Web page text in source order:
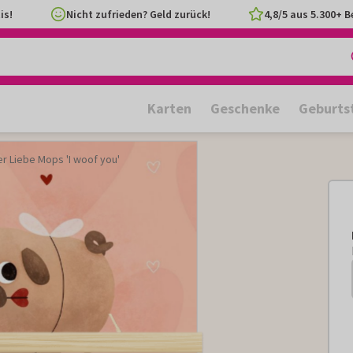
Nicht zufrieden? Geld zurück! 4,8/5 aus 5.300+
Karten Geschenke
Liebe Mops 'I woof you'